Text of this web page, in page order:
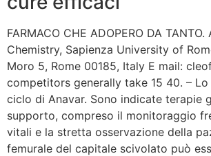
FARMACO CHE ADOPERO DA
Chemistry, Sapienza University of
Moro 5, Rome 00185, Italy E mail:
competitors generally take 15 40. –
ciclo di Anavar. Sono indicate terapie
supporto, compreso il monitoraggio
vitali e la stretta osservazione della
femurale del capitale scivolato può